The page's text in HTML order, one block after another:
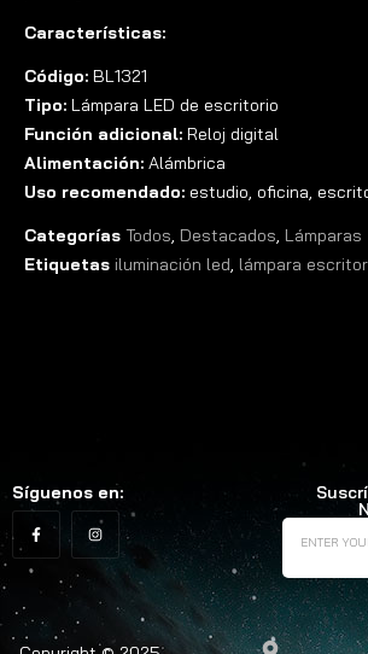
Características:
Código: BL1321
Tipo: Lámpara LED de escritorio
Función adicional: Reloj digital
Alimentación: Alámbrica
Uso recomendado: estudio, oficina,
Categorías Todos, Destacados, Lámparas
Etiquetas iluminación led, lámpara
Síguenos en: